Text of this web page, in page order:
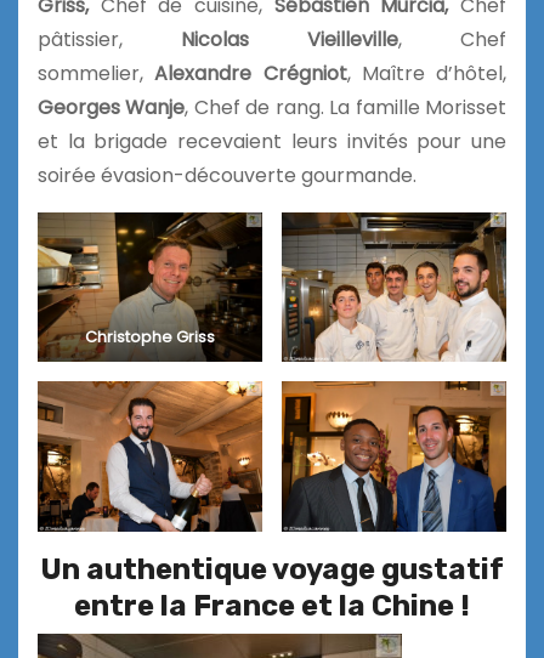
pâtissier, Nicolas Vieilleville, Chef
sommelier,Alexandre Crégniot, Maître d’hôtel,
Georges Wanje, Chef de rang. La famille Morisset
et la brigade recevaient leurs invités pour une
soirée évasion-découverte gourmande.
Christophe Griss
Un authentique voyage gustatif
entre la France et la Chine !